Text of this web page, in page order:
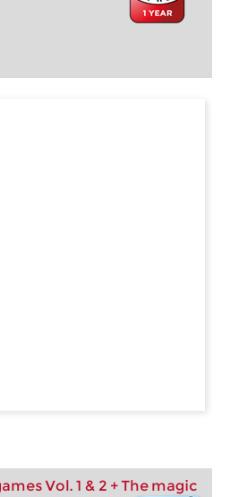
Vol. 1 & 2 + The magic